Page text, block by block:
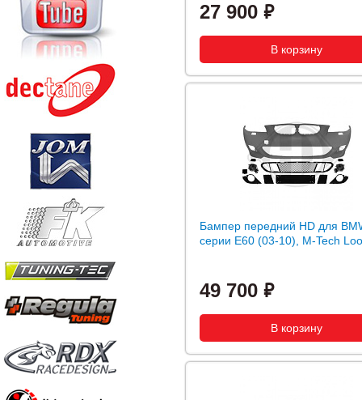
27 900
Бампер передний HD для
серии E60 (03-10), M-Tech
49 700